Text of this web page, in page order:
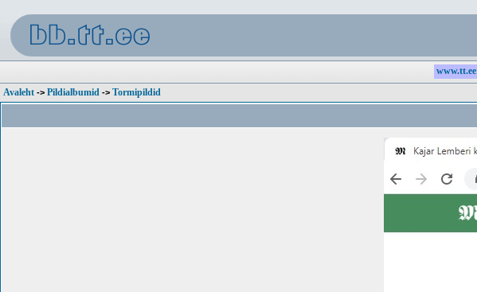
www.tt.ee
Avaleht -> Pildialbumid -> Tormipildid